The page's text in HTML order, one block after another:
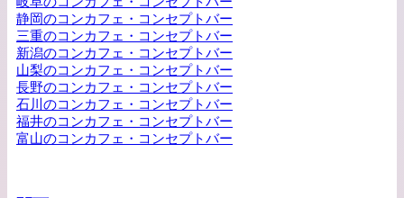
静岡のコンカフェ・コンセプトバー
三重のコンカフェ・コンセプトバー
新潟のコンカフェ・コンセプトバー
山梨のコンカフェ・コンセプトバー
長野のコンカフェ・コンセプトバー
石川のコンカフェ・コンセプトバー
福井のコンカフェ・コンセプトバー
富山のコンカフェ・コンセプトバー